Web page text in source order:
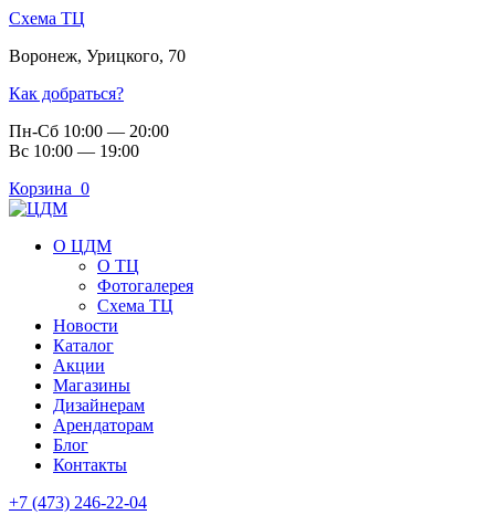
Схема ТЦ
Воронеж, Урицкого, 70
Как добраться?
Пн-Сб 10:00 — 20:00
Вс 10:00 — 19:00
Корзина 0
О ЦДМ
О ТЦ
Фотогалерея
Схема ТЦ
Новости
Каталог
Акции
Магазины
Дизайнерам
Арендаторам
Блог
Контакты
+7 (473) 246-22-04